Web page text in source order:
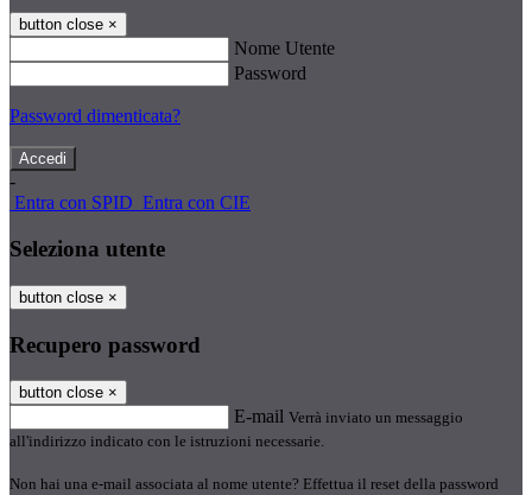
button close ×
Nome Utente
Password
Password dimenticata?
-
Entra con SPID Entra con CIE
Seleziona utente
button close ×
Recupero password
button close ×
E-mail Verrà inviato un messaggio
all'indirizzo indicato con le istruzioni necessarie.
Non hai una e-mail associata al nome utente? Effettua il reset della password